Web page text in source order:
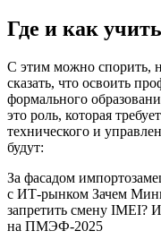
Где и как
С этим можно
сказать, что освоить
формального
это роль, которая
технического и
будут:
За фасадом
с ИТ-рынком Зачем
запретить смену IMEI?
на ПМЭФ-2025